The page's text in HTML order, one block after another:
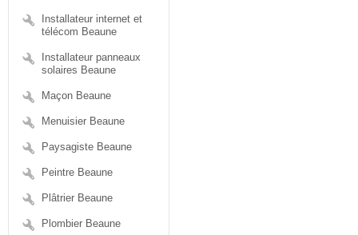
Installateur internet et
télécom Beaune
Installateur panneaux
solaires Beaune
Maçon Beaune
Menuisier Beaune
Paysagiste Beaune
Peintre Beaune
Plâtrier Beaune
Plombier Beaune